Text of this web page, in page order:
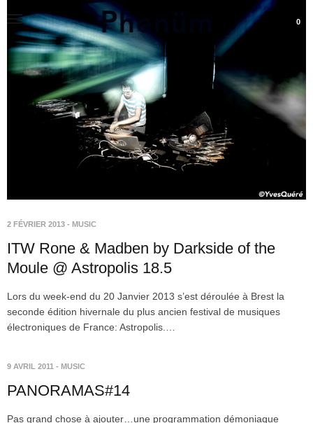
0
2 FÉVRIER 2013 - MUSIC
ITW Rone & Madben by Darkside of the
Moule @ Astropolis 18.5
Lors du week-end du 20 Janvier 2013 s’est déroulée à Brest la
seconde édition hivernale du plus ancien festival de musiques
électroniques de France: Astropolis.…
9 AVRIL 2011 - MUSIC
PANORAMAS#14
Pas grand chose à ajouter…une programmation démoniaque